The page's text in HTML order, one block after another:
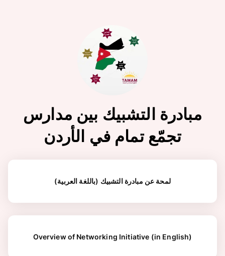
مبادرة التشبيك بين مدارس
تجمّع تمام في الأردن
(لمحة عن مبادرة التشبيك (باللغة العربية
Overview of Networking Initiative (in English)